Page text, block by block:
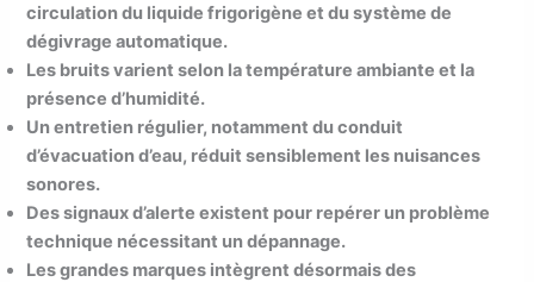
circulation du liquide frigorigène et du système de
dégivrage automatique.
Les bruits varient selon la température ambiante et la
présence d’humidité.
Un entretien régulier, notamment du conduit
d’évacuation d’eau, réduit sensiblement les nuisances
sonores.
Des signaux d’alerte existent pour repérer un problème
technique nécessitant un dépannage.
Les grandes marques intègrent désormais des